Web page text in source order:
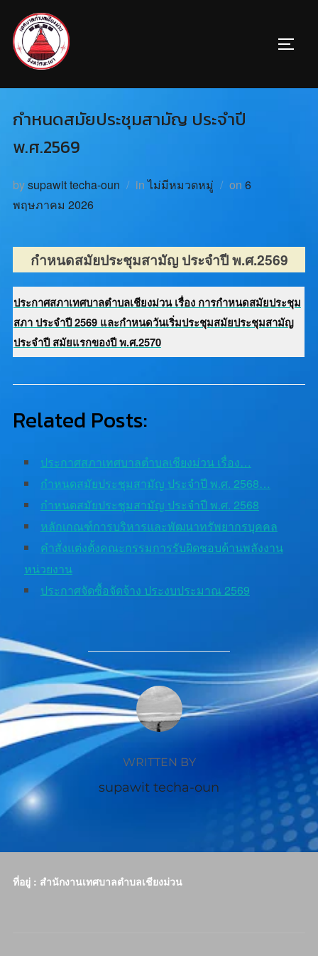
กำหนดสมัยประชุมสามัญ ประจำปี
พ.ศ.2569
bysupawit techa-oun inไม่มีหมวดหมู่ on 6
พฤษภาคม 2026
กำหนดสมัยประชุมสามัญ ประจำปี พ.ศ.2569
ประกาศสภาเทศบาลตำบลเชียงม่วน เรื่อง การกำหนดสมัยประชุม
สภา ประจำปี 2569 และกำหนดวันเริ่มประชุมสมัยประชุมสามัญ
ประจำปี สมัยแรกของปี พ.ศ.2570
Related Posts:
ประกาศสภาเทศบาลตำบลเชียงม่วน เรื่อง…
กำหนดสมัยประชุมสามัญ ประจำปี พ.ศ. 2568…
กำหนดสมัยประชุมสามัญ ประจำปี พ.ศ. 2568
หลักเกณฑ์การบริหารและพัฒนาทรัพยากรบุคคล
คำสั่งแต่งตั้งคณะกรรมการรับผิดชอบด้านพลังงาน
หน่วยงาน
ประกาศจัดซื้อจัดจ้าง ประงบประมาณ 2569
POST AUTHOR
WRITTEN BY
supawit techa-oun
ที่อยู่ : สำนักงานเทศบาลตำบลเชียงม่วน